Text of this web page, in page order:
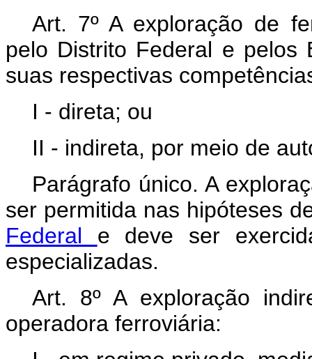
Art. 7º A exploração de
pelo Distrito Federal e pelos
suas respectivas
I - direta; ou
II - indireta, por meio de
Parágrafo único. A
ser permitida nas hipóteses
Federal e deve ser
especializadas.
Art. 8º A exploração
operadora ferroviária: